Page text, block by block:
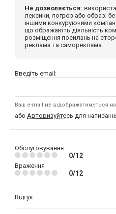
Не дозволяється:
лексики, погроз або образ;
іншими конкуруючими
що ображають діяльність
розміщення посилань на
реклама та самореклама.
Введіть email:
Ваш e-mail не відображатиметься на
або Авторизуйтесь для
Обслуговування
0/12
Враження
0/12
Відгук: